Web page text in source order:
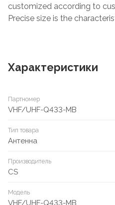
customized according to
Precise size is the
Характеристики
Партномер
VHF/UHF-Q433-MB
Тип товара
Антенна
Производитель
CS
Модель
VHF/UHF-Q433-MB